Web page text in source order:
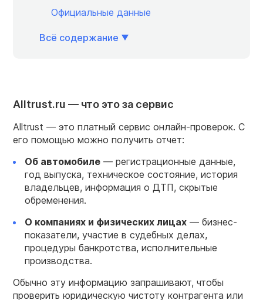
Официальные данные
Всё содержание
Alltrust.ru — что это за сервис
Alltrust — это платный сервис онлайн-проверок. С
его помощью можно получить отчет:
Об автомобиле — регистрационные данные,
год выпуска, техническое состояние, история
владельцев, информация о ДТП, скрытые
обременения.
О компаниях и физических лицах — бизнес-
показатели, участие в судебных делах,
процедуры банкротства, исполнительные
производства.
Обычно эту информацию запрашивают, чтобы
проверить юридическую чистоту контрагента или